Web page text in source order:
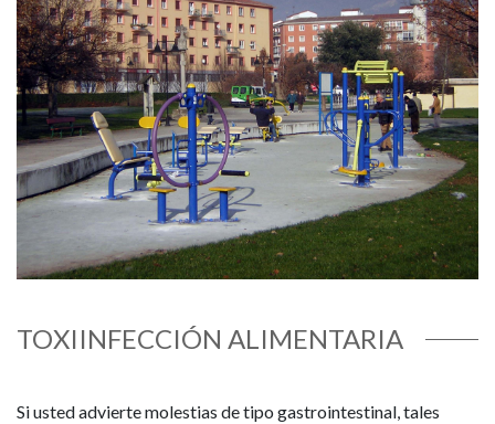
TOXIINFECCIÓN ALIMENTARIA
Si usted advierte molestias de tipo gastrointestinal, tales